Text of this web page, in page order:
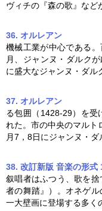
ヴィチの『森の歌』など
36. オルレアン
機械工業が中心である
月、 ジャンヌ・ダルクが
に盛大なジャンヌ・ダル
37. オルレアン
る包囲（1428-29）を受
れた。市の中央のマルト
月7，8日にジャンヌ・ダ
38. 改訂新版 音楽の形式
叙唱者はふつう、歌を
者の舞踏』）。オネゲ
一大壁画に登場する多く